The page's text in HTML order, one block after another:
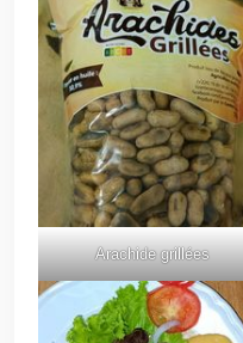
Arachide grillées